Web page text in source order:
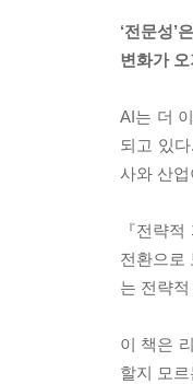
‘전문성’
변화가
AI는 더
되고 있
사와 산
『전략
전환으로
는 전략
이 책은
할지 모